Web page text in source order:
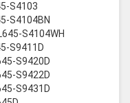
S4103
S4104BN
S4104WH
S9411D
S9420D
S9422D
S9431D